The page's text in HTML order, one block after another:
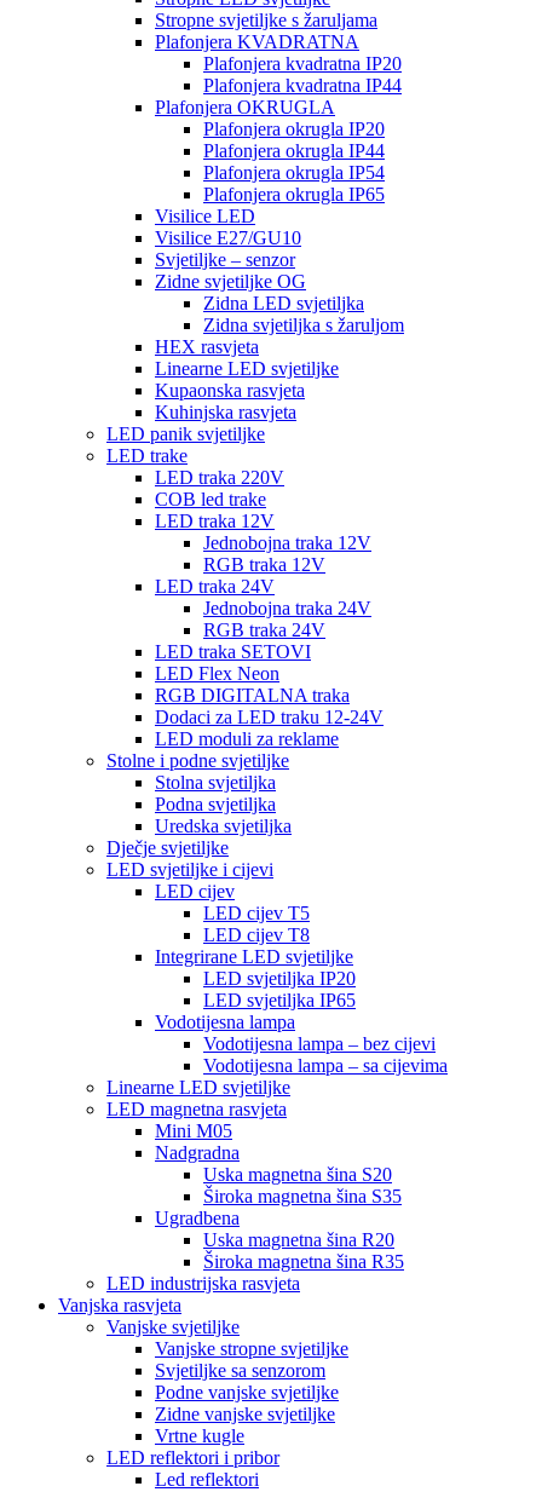
Stropne svjetiljke s žaruljama
Plafonjera KVADRATNA
Plafonjera kvadratna IP20
Plafonjera kvadratna IP44
Plafonjera OKRUGLA
Plafonjera okrugla IP20
Plafonjera okrugla IP44
Plafonjera okrugla IP54
Plafonjera okrugla IP65
Visilice LED
Visilice E27/GU10
Svjetiljke – senzor
Zidne svjetiljke OG
Zidna LED svjetiljka
Zidna svjetiljka s žaruljom
HEX rasvjeta
Linearne LED svjetiljke
Kupaonska rasvjeta
Kuhinjska rasvjeta
LED panik svjetiljke
LED trake
LED traka 220V
COB led trake
LED traka 12V
Jednobojna traka 12V
RGB traka 12V
LED traka 24V
Jednobojna traka 24V
RGB traka 24V
LED traka SETOVI
LED Flex Neon
RGB DIGITALNA traka
Dodaci za LED traku 12-24V
LED moduli za reklame
Stolne i podne svjetiljke
Stolna svjetiljka
Podna svjetiljka
Uredska svjetiljka
Dječje svjetiljke
LED svjetiljke i cijevi
LED cijev
LED cijev T5
LED cijev T8
Integrirane LED svjetiljke
LED svjetiljka IP20
LED svjetiljka IP65
Vodotijesna lampa
Vodotijesna lampa – bez cijevi
Vodotijesna lampa – sa cijevima
Linearne LED svjetiljke
LED magnetna rasvjeta
Mini M05
Nadgradna
Uska magnetna šina S20
Široka magnetna šina S35
Ugradbena
Uska magnetna šina R20
Široka magnetna šina R35
LED industrijska rasvjeta
Vanjska rasvjeta
Vanjske svjetiljke
Vanjske stropne svjetiljke
Svjetiljke sa senzorom
Podne vanjske svjetiljke
Zidne vanjske svjetiljke
Vrtne kugle
LED reflektori i pribor
Led reflektori